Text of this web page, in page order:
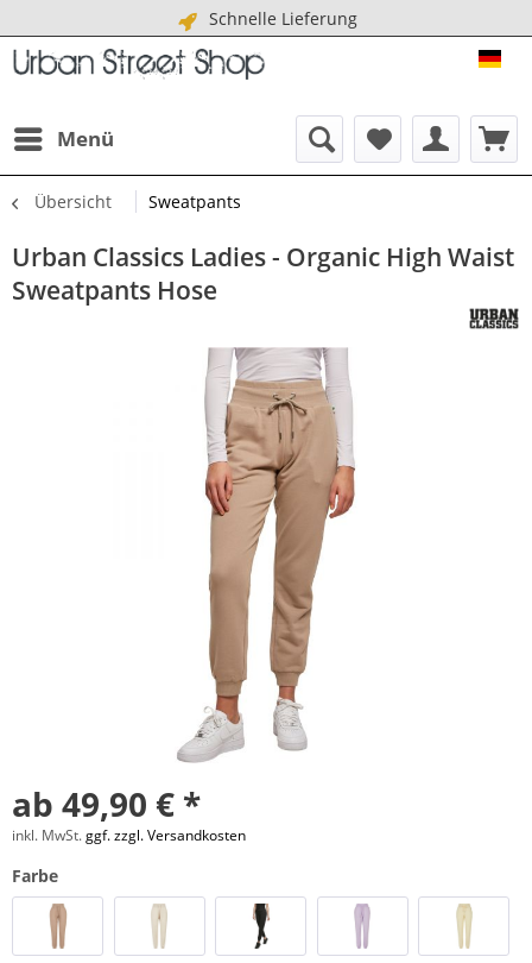
Schnelle Lieferung
Menü
Übersicht Sweatpants
Urban Classics Ladies - Organic High Waist
Sweatpants Hose
ab 49,90 € *
inkl. MwSt.ggf. zzgl. Versandkosten
Farbe